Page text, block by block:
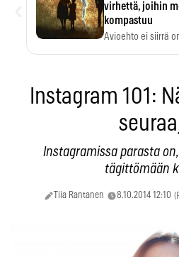
virhettä, joihin
kompastuu
Avioehto ei siirrä
Instagram 101:
Instagramissa parasta
tägittömään
Tiia Rantanen 8.10.2014 12:10